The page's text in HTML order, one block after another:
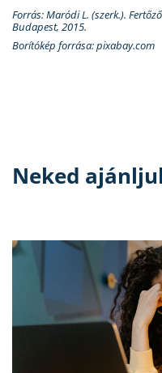
Forrás: Maródi L. (szerk.).
Budapest, 2015.
Borítókép forrása: pixabay.com
Neked